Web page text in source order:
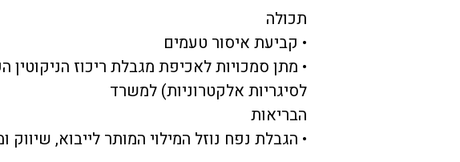
תכולה
• קביעת איסור טעמים
• מתן סמכויות לאכיפת מגבלת ריכוז
לסיגריות אלקטרוניות) למשרד
הבריאות
• הגבלת נפח נוזל המילוי המותר לייבוא, שיווק